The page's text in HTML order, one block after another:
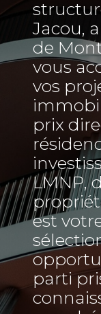
Jacou,
de
vous
vos
prix
LMNP,
est
parti